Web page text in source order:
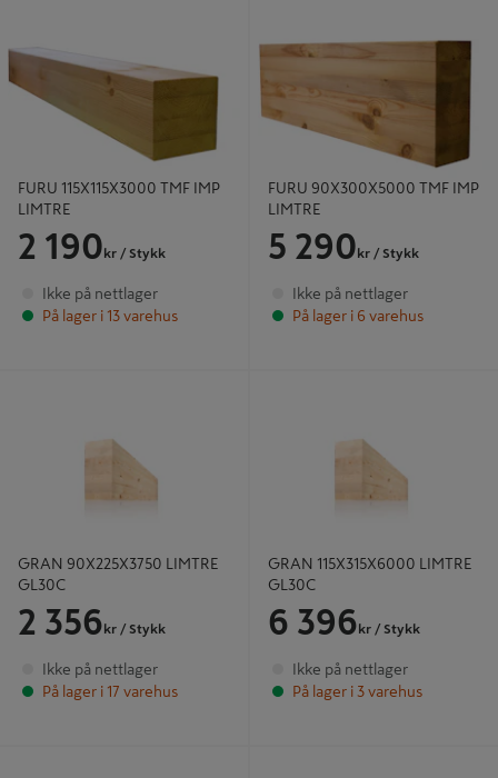
FURU 115X115X3000 TMF IMP
LIMTRE
2 190 kr / Stykk
Ikke på nettlager
På lager i 13 varehus
FURU 90X300X5000 TMF IMP
LIMTRE
5 290 kr / Stykk
Ikke på nettlager
På lager i 6 varehus
GRAN 90X225X3750 LIMTRE
GL30C
2 356 kr / Stykk
Ikke på nettlager
På lager i 17 varehus
GRAN 115X315X6000 LIMTRE
GL30C
6 396 kr / Stykk
Ikke på nettlager
På lager i 3 varehus